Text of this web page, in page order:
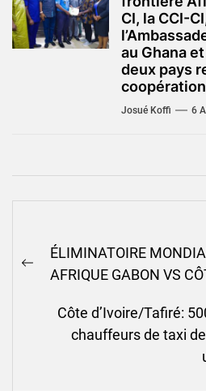
CI, la CCI-
au Ghana
deux pays
coopération
Josué Koffi 6
Navigation
de
l’article
Previous
ÉLIMINATOIRE
AFRIQUE GABON VS
Côte d’Ivoire/Tafiré:
chauffeurs de taxi